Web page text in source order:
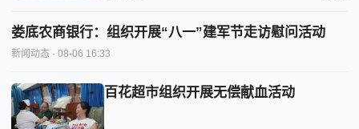
娄底农商银行：组织开展“八一”建军节走访慰问活动
新闻动态 · 08-06 16:33
百花超市组织开展无偿献血活动